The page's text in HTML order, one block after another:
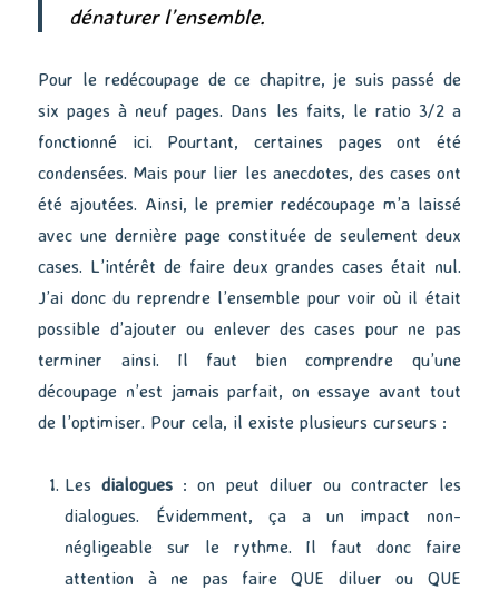
dénaturer l’ensemble.
Pour le redécoupage de ce chapitre, je suis passé de
six pages à neuf pages. Dans les faits, le ratio 3/2 a
fonctionné ici. Pourtant, certaines pages ont été
condensées. Mais pour lier les anecdotes, des cases ont
été ajoutées. Ainsi, le premier redécoupage m’a laissé
avec une dernière page constituée de seulement deux
cases. L’intérêt de faire deux grandes cases était nul.
J’ai donc du reprendre l’ensemble pour voir où il était
possible d’ajouter ou enlever des cases pour ne pas
terminer ainsi. Il faut bien comprendre qu’une
découpage n’est jamais parfait, on essaye avant tout
de l’optimiser. Pour cela, il existe plusieurs curseurs :
Lesdialogues : on peut diluer ou contracter les
dialogues. Évidemment, ça a un impact non-
négligeable sur le rythme. Il faut donc faire
attention à ne pas faire QUE diluer ou QUE